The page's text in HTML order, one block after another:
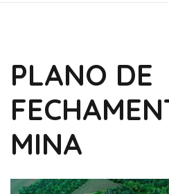
PLANO DE
MINA